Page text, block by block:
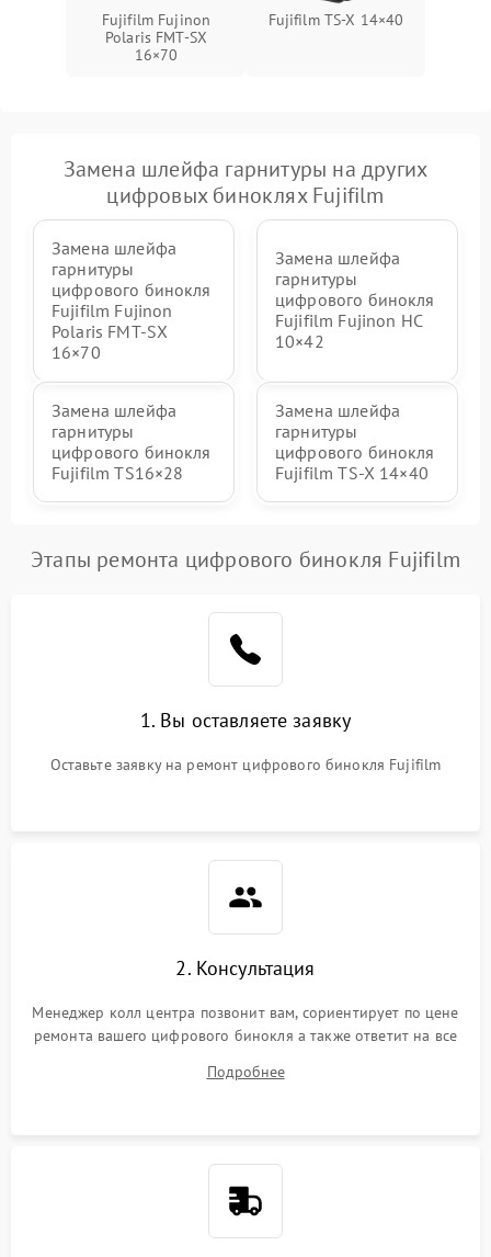
Fujifilm Fujinon
Polaris FMT‑SX
16×70
Fujifilm TS‑X 14×40
Замена шлейфа гарнитуры на других
цифровых биноклях Fujifilm
Замена шлейфа
гарнитуры
цифрового бинокля
Fujifilm Fujinon
Polaris FMT‑SX
16×70
Замена шлейфа
гарнитуры
цифрового бинокля
Fujifilm Fujinon HC
10×42
Замена шлейфа
гарнитуры
цифрового бинокля
Fujifilm TS16×28
Замена шлейфа
гарнитуры
цифрового бинокля
Fujifilm TS‑X 14×40
Этапы ремонта цифрового бинокля Fujifilm
1. Вы оставляете заявку
Оставьте заявку на ремонт цифрового бинокля Fujifilm
2. Консультация
Менеджер колл центра позвонит вам, сориентирует по цене
ремонта вашего цифрового бинокля а также ответит на все
Подробнее